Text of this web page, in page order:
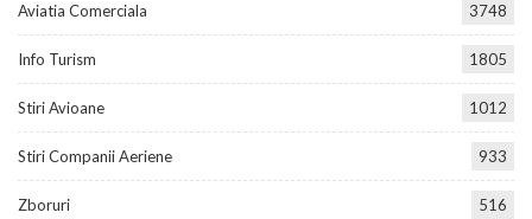
Aviatia Comerciala 3748
Info Turism 1805
Stiri Avioane 1012
Stiri Companii Aeriene 933
Zboruri 516